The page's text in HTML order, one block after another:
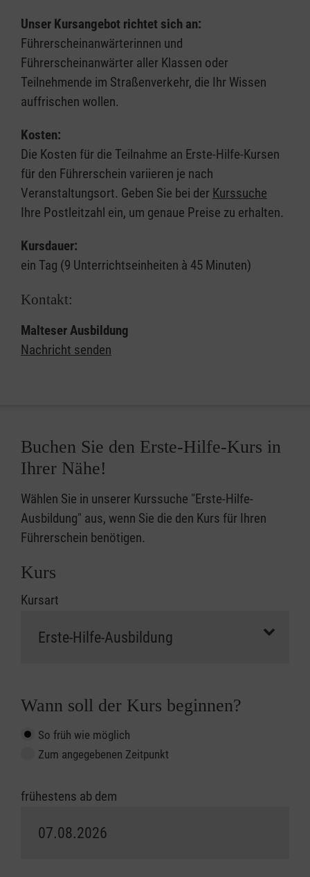
Unser Kursangebot richtet sich an:
Führerscheinanwärterinnen und
Führerscheinanwärter aller Klassen oder
Teilnehmende im Straßenverkehr, die Ihr Wissen
auffrischen wollen.
Kosten:
Die Kosten für die Teilnahme an Erste-Hilfe-Kursen
für den Führerschein variieren je nach
Veranstaltungsort. Geben Sie bei der Kurssuche
Ihre Postleitzahl ein, um genaue Preise zu erhalten.
Kursdauer:
ein Tag (9 Unterrichtseinheiten à 45 Minuten)
Kontakt:
Malteser Ausbildung
Nachricht senden
Buchen Sie den Erste-Hilfe-Kurs in
Ihrer Nähe!
Wählen Sie in unserer Kurssuche "Erste-Hilfe-
Ausbildung" aus, wenn Sie die den Kurs für Ihren
Führerschein benötigen.
Kurs
Kursart
Wann soll der Kurs beginnen?
So früh wie möglich
Zum angegebenen Zeitpunkt
frühestens ab dem